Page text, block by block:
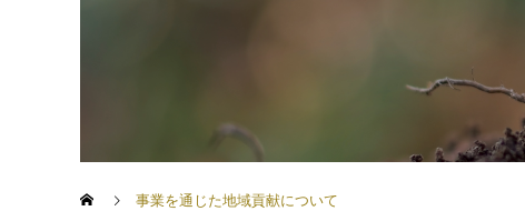
事業を通じた地域貢献について